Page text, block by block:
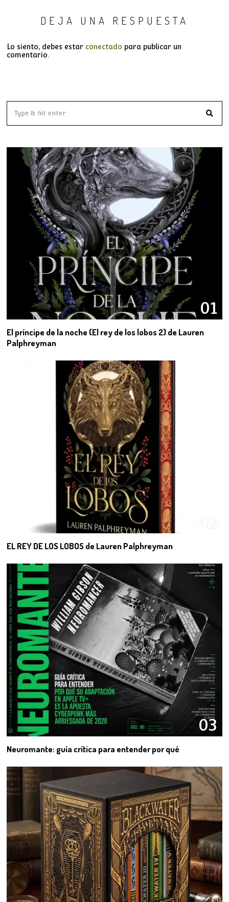
DEJA UNA RESPUESTA
Lo siento, debes estar conectado para publicar un
comentario.
01
El príncipe de la noche (El rey de los lobos 2) de Lauren
Palphreyman
EL REY DE LOS LOBOS de Lauren Palphreyman
03
Neuromante: guía crítica para entender por qué